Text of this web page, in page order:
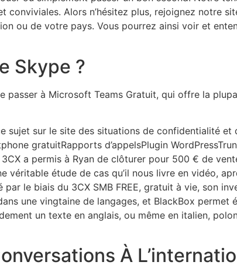
conviviales. Alors n’hésitez plus, rejoignez notre
ou de votre pays. Vous pourrez ainsi voir et
Skype ?
passer à Microsoft Teams Gratuit, qui offre la
sujet sur le site des situations de confidentialité et
gratuitRapports d’appelsPlugin
3CX a permis à Ryan de clôturer pour 500 € de
véritable étude de cas qu’il nous livre en vidéo,
le biais du 3CX SMB FREE, gratuit à vie, son
une vingtaine de langages, et BlackBox permet
un texte en anglais, ou même en italien,
À